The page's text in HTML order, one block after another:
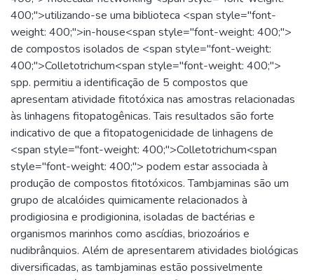
400;">utilizando-se uma biblioteca <span style="font-
weight: 400;">in-house<span style="font-weight: 400;">
de compostos isolados de <span style="font-weight:
400;">Colletotrichum<span style="font-weight: 400;">
spp. permitiu a identificação de 5 compostos que
apresentam atividade fitotóxica nas amostras relacionadas
às linhagens fitopatogênicas. Tais resultados são forte
indicativo de que a fitopatogenicidade de linhagens de
<span style="font-weight: 400;">Colletotrichum<span
style="font-weight: 400;"> podem estar associada à
produção de compostos fitotóxicos. Tambjaminas são um
grupo de alcalóides quimicamente relacionados à
prodigiosina e prodigionina, isoladas de bactérias e
organismos marinhos como ascídias, briozoários e
nudibrânquios. Além de apresentarem atividades biológicas
diversificadas, as tambjaminas estão possivelmente